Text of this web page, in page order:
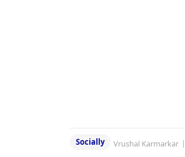
Socially Vrushal Karmarkar |